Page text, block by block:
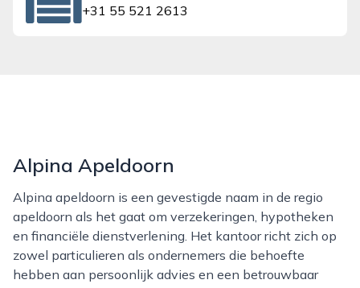
+31 55 521 2613
Alpina Apeldoorn
Alpina apeldoorn is een gevestigde naam in de regio
apeldoorn als het gaat om verzekeringen, hypotheken
en financiële dienstverlening. Het kantoor richt zich op
zowel particulieren als ondernemers die behoefte
hebben aan persoonlijk advies en een betrouwbaar